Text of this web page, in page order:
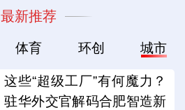
最新推荐
体育 环创 城市
这些“超级工厂”有何魔力？
驻华外交官解码合肥智造新